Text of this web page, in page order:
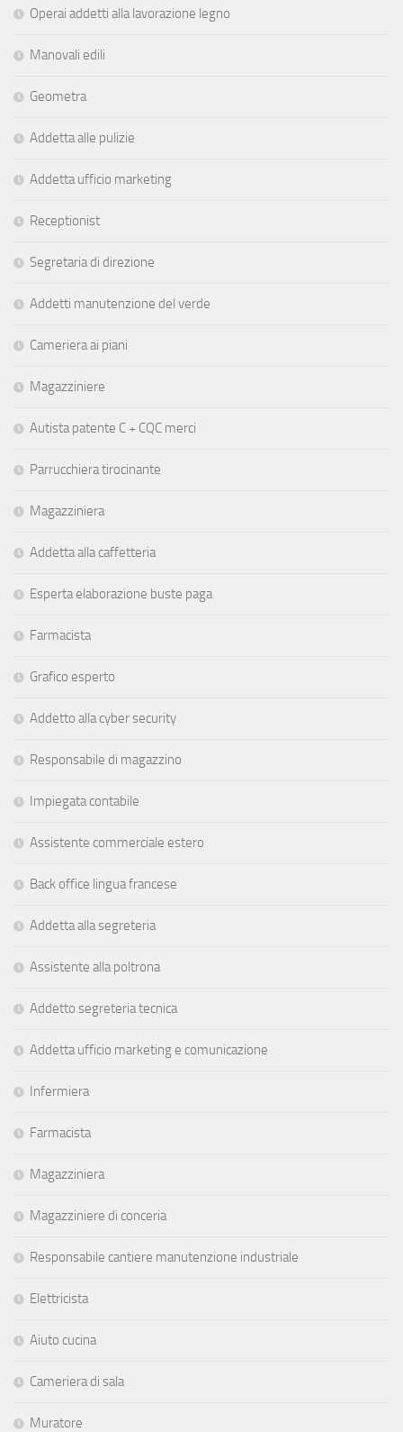
Operai addetti alla lavorazione legno
Manovali edili
Geometra
Addetta alle pulizie
Addetta ufficio marketing
Receptionist
Segretaria di direzione
Addetti manutenzione del verde
Cameriera ai piani
Magazziniere
Autista patente C + CQC merci
Parrucchiera tirocinante
Magazziniera
Addetta alla caffetteria
Esperta elaborazione buste paga
Farmacista
Grafico esperto
Addetto alla cyber security
Responsabile di magazzino
Impiegata contabile
Assistente commerciale estero
Back office lingua francese
Addetta alla segreteria
Assistente alla poltrona
Addetto segreteria tecnica
Addetta ufficio marketing e comunicazione
Infermiera
Farmacista
Magazziniera
Magazziniere di conceria
Responsabile cantiere manutenzione industriale
Elettricista
Aiuto cucina
Cameriera di sala
Muratore